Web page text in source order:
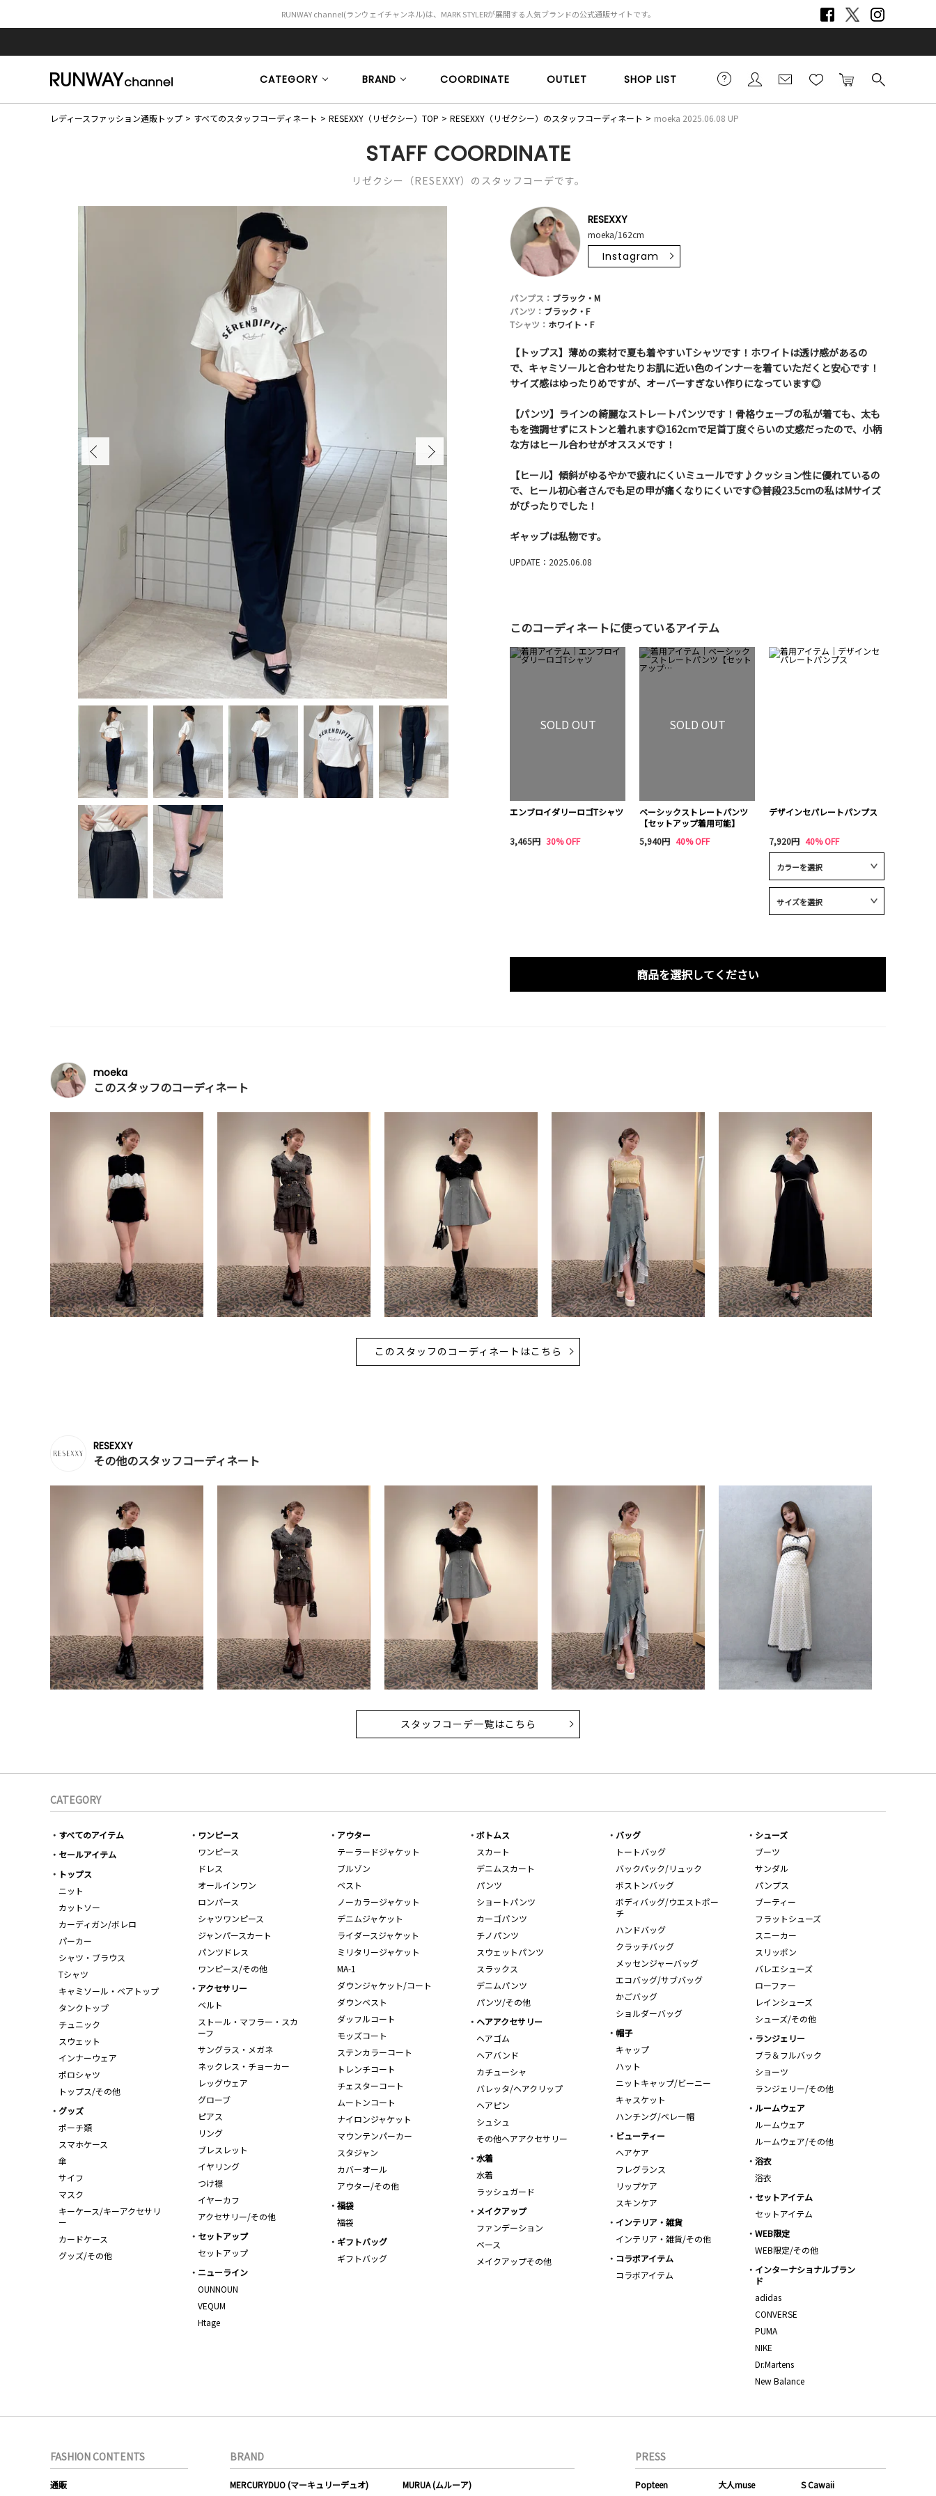
RUNWAY channel(ランウェイチャンネル)は、MARK STYLERが展開する人気ブランドの公式通販サイトです。
CATEGORY BRAND COORDINATE OUTLET SHOP LIST
レディースファッション通販トップ すべてのスタッフコーディネート RESEXXY（リゼクシー）TOP RESEXXY（リゼクシー）のスタッフコーディネート moeka 2025.06.08 UP
STAFF COORDINATE
リゼクシー（RESEXXY）のスタッフコーデです。
RESEXXY
moeka/162cm
Instagram
パンプス： ブラック・M
パンツ： ブラック・F
Tシャツ： ホワイト・F
【トップス】薄めの素材で夏も着やすいTシャツです！ホワイトは透け感があるの
で、キャミソールと合わせたりお肌に近い色のインナーを着ていただくと安心です！
サイズ感はゆったりめですが、オーバーすぎない作りになっています◎
【パンツ】ラインの綺麗なストレートパンツです！骨格ウェーブの私が着ても、太も
もを強調せずにストンと着れます◎162cmで足首丁度ぐらいの丈感だったので、小柄
な方はヒール合わせがオススメです！
【ヒール】傾斜がゆるやかで疲れにくいミュールです♪クッション性に優れているの
で、ヒール初心者さんでも足の甲が痛くなりにくいです◎普段23.5cmの私はMサイズ
がぴったりでした！
ギャップは私物です。
UPDATE：2025.06.08
このコーディネートに使っているアイテム
SOLD OUT
エンブロイダリーロゴTシャツ
3,465円 30% OFF
SOLD OUT
ベーシックストレートパンツ
【セットアップ着用可能】
5,940円 40% OFF
デザインセパレートパンプス
7,920円 40% OFF
商品を選択してください
moeka
このスタッフのコーディネート
このスタッフのコーディネートはこちら
RESEXXY
その他のスタッフコーディネート
スタッフコーデ一覧はこちら
CATEGORY
すべてのアイテム
セールアイテム
トップス
ニット
カットソー
カーディガン/ボレロ
パーカー
シャツ・ブラウス
Tシャツ
キャミソール・ベアトップ
タンクトップ
チュニック
スウェット
インナーウェア
ポロシャツ
トップス/その他
ワンピース
ワンピース
ドレス
オールインワン
ロンパース
シャツワンピース
ジャンパースカート
パンツドレス
ワンピース/その他
アウター
テーラードジャケット
ブルゾン
ベスト
ノーカラージャケット
デニムジャケット
ライダースジャケット
ミリタリージャケット
MA-1
ダウンジャケット/コート
ダウンベスト
ダッフルコート
モッズコート
ステンカラーコート
トレンチコート
チェスターコート
ムートンコート
ナイロンジャケット
マウンテンパーカー
スタジャン
カバーオール
アウター/その他
ボトムス
スカート
デニムスカート
パンツ
ショートパンツ
カーゴパンツ
チノパンツ
スウェットパンツ
スラックス
デニムパンツ
パンツ/その他
バッグ
トートバッグ
バックパック/リュック
ボストンバッグ
ボディバッグ/ウエストポー
チ
ハンドバッグ
クラッチバッグ
メッセンジャーバッグ
エコバッグ/サブバッグ
かごバッグ
ショルダーバッグ
シューズ
ブーツ
サンダル
パンプス
ブーティー
フラットシューズ
スニーカー
スリッポン
バレエシューズ
ローファー
レインシューズ
シューズ/その他
アクセサリー
ベルト
ストール・マフラー・スカ
ーフ
サングラス・メガネ
ネックレス・チョーカー
レッグウェア
グローブ
ピアス
リング
ブレスレット
イヤリング
つけ襟
イヤーカフ
アクセサリー/その他
ヘアアクセサリー
ヘアゴム
ヘアバンド
カチューシャ
バレッタ/ヘアクリップ
ヘアピン
シュシュ
その他ヘアアクセサリー
帽子
キャップ
ハット
ニットキャップ/ビーニー
キャスケット
ハンチング/ベレー帽
ランジェリー
ブラ＆フルバック
ショーツ
ランジェリー/その他
ルームウェア
ルームウェア
ルームウェア/その他
グッズ
ポーチ類
スマホケース
傘
サイフ
マスク
キーケース/キーアクセサリ
ー
カードケース
グッズ/その他
ビューティー
ヘアケア
フレグランス
リップケア
スキンケア
水着
水着
ラッシュガード
浴衣
浴衣
セットアイテム
セットアイテム
福袋
福袋
メイクアップ
ファンデーション
ベース
メイクアップその他
インテリア・雑貨
インテリア・雑貨/その他
WEB限定
WEB限定/その他
セットアップ
セットアップ
ギフトバッグ
ギフトバッグ
コラボアイテム
コラボアイテム
インターナショナルブラン
ド
adidas
CONVERSE
PUMA
NIKE
Dr.Martens
New Balance
ニューライン
OUNNOUN
VEQUM
Htage
FASHION CONTENTS
通販
BRAND
MERCURYDUO (マーキュリーデュオ) MURUA (ムルーア)
PRESS
Popteen 大人muse S Cawaii